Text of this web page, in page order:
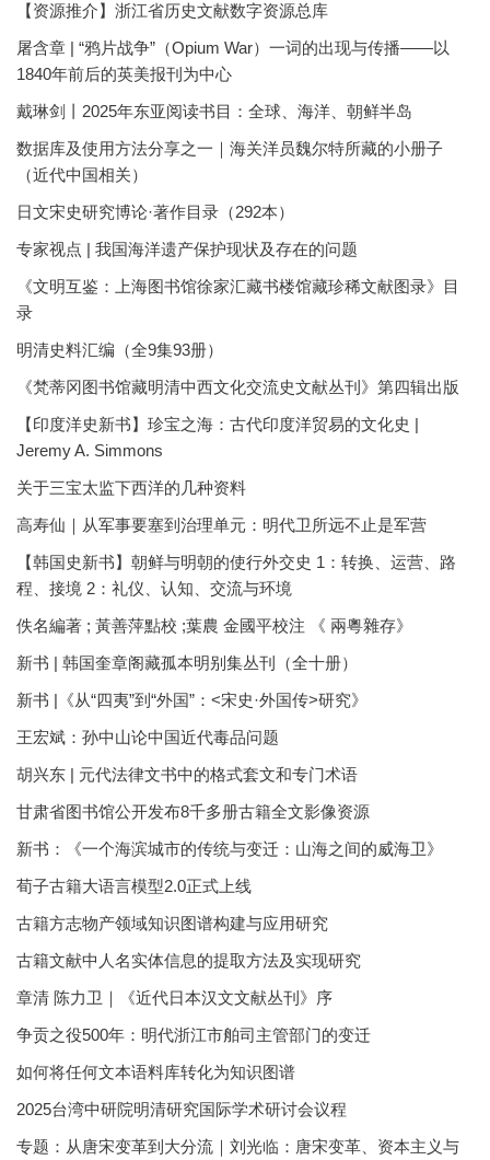
【资源推介】浙江省历史文献数字资源总库
屠含章 | “鸦片战争”（Opium War）一词的出现与传播——以
1840年前后的英美报刊为中心
戴琳剑丨2025年东亚阅读书目：全球、海洋、朝鲜半岛
数据库及使用方法分享之一｜海关洋员魏尔特所藏的小册子
（近代中国相关）
日文宋史研究博论·著作目录（292本）
专家视点 | 我国海洋遗产保护现状及存在的问题
《文明互鉴：上海图书馆徐家汇藏书楼馆藏珍稀文献图录》目
录
明清史料汇编（全9集93册）
《梵蒂冈图书馆藏明清中西文化交流史文献丛刊》第四辑出版
【印度洋史新书】珍宝之海：古代印度洋贸易的文化史 |
Jeremy A. Simmons
关于三宝太监下西洋的几种资料
高寿仙｜从军事要塞到治理单元：明代卫所远不止是军营
【韩国史新书】朝鲜与明朝的使行外交史 1：转换、运营、路
程、接境 2：礼仪、认知、交流与环境
佚名編著 ; 黃善萍點校 ;葉農 金國平校注 《 兩粵雜存》
新书 | 韩国奎章阁藏孤本明别集丛刊（全十册）
新书 |《从“四夷”到“外国”：<宋史·外国传>研究》
王宏斌：孙中山论中国近代毒品问题
胡兴东 | 元代法律文书中的格式套文和专门术语
甘肃省图书馆公开发布8千多册古籍全文影像资源
新书：《一个海滨城市的传统与变迁：山海之间的威海卫》
荀子古籍大语言模型2.0正式上线
古籍方志物产领域知识图谱构建与应用研究
古籍文献中人名实体信息的提取方法及实现研究
章清 陈力卫｜《近代日本汉文文献丛刊》序
争贡之役500年：明代浙江市舶司主管部门的变迁
如何将任何文本语料库转化为知识图谱
2025台湾中研院明清研究国际学术研讨会议程
专题：从唐宋变革到大分流｜刘光临：唐宋变革、资本主义与